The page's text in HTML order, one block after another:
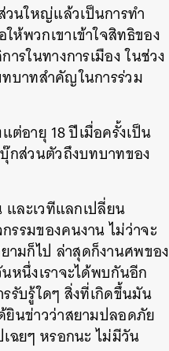
วนใหญ่แล้วเป็นการทำ
ห้พวกเขาเข้าใจสิทธิของ
รในทางการเมือง ในช่วง
บาทสำคัญในการร่วม
ต่อายุ 18 ปีเมื่อครั้งเป็น
กส่วนตัวถึงบทบาทของ
ละเวทีแลกเปลี่ยน
รมของคนงาน ไม่ว่าจะ
ามก็ไป ล่าสุดก็งานศพของ
หนึ่งเราจะได้พบกันอีก
รับรู้ใดๆ สิ่งที่เกิดขึ้นมัน
ยินข่าวว่าสยามปลอดภัย
ฉยๆ หรอกนะ ไม่มีวัน